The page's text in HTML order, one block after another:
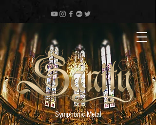
Symphonic Metal